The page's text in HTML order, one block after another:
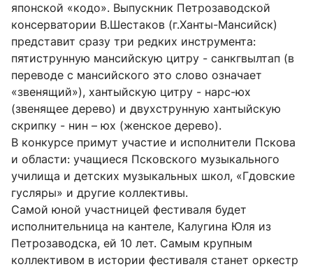
японской «кодо». Выпускник Петрозаводской
консерватории В.Шестаков (г.Ханты-Мансийск)
представит сразу три редких инструмента:
пятиструнную мансийскую цитру - санкгвылтап (в
переводе с мансийского это слово означает
«звенящий»), хантыйскую цитру - нарс-юх
(звенящее дерево) и двухструнную хантыйскую
скрипку - нин – юх (женское дерево).
В конкурсе примут участие и исполнители Пскова
и области: учащиеся Псковского музыкального
училища и детских музыкальных школ, «Гдовские
гусляры» и другие коллективы.
Самой юной участницей фестиваля будет
исполнительница на кантеле, Калугина Юля из
Петрозаводска, ей 10 лет. Самым крупным
коллективом в истории фестиваля станет оркестр